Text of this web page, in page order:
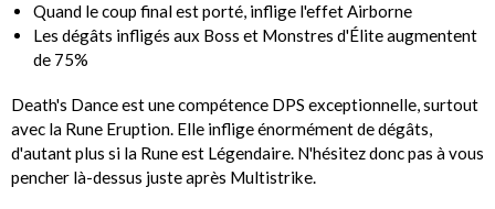
Quand le coup final est porté, inflige l'effet Airborne
Les dégâts infligés aux Boss et Monstres d'Élite augmentent
de 75%
Death's Dance est une compétence DPS exceptionnelle, surtout
avec la Rune Eruption. Elle inflige énormément de dégâts,
d'autant plus si la Rune est Légendaire. N'hésitez donc pas à vous
pencher là-dessus juste après Multistrike.